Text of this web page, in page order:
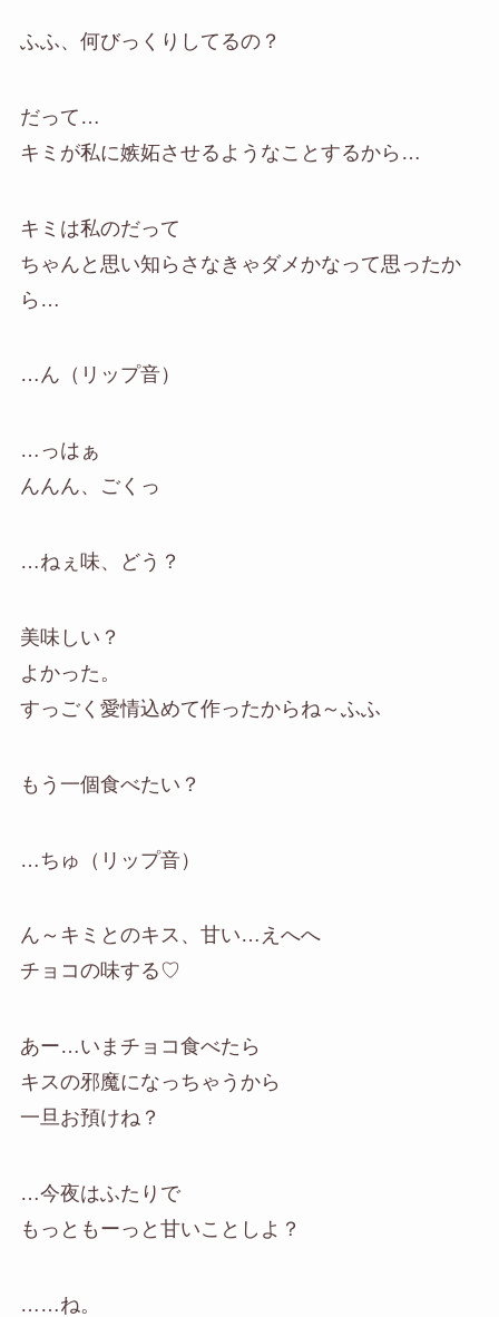
ふふ、何びっくりしてるの？
だって…
キミが私に嫉妬させるようなことするから…
キミは私のだって
ちゃんと思い知らさなきゃダメかなって思ったか
ら…
…ん（リップ音）
…っはぁ
んんん、ごくっ
…ねぇ味、どう？
美味しい？
よかった。
すっごく愛情込めて作ったからね～ふふ
もう一個食べたい？
…ちゅ（リップ音）
ん～キミとのキス、甘い…えへへ
チョコの味する♡
あー…いまチョコ食べたら
キスの邪魔になっちゃうから
一旦お預けね？
…今夜はふたりで
もっともーっと甘いことしよ？
……ね。